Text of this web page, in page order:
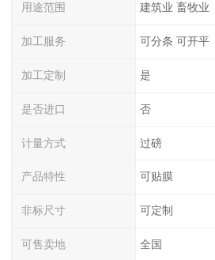
用途范围 建筑业 畜牧业
加工服务 可分条 可开平
加工定制 是
是否进口 否
计量方式 过磅
产品特性 可贴膜
非标尺寸 可定制
可售卖地 全国